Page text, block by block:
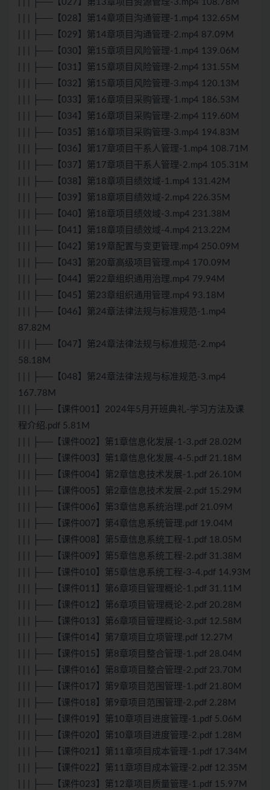
| | | ├──【027】第13章项目资源管理-3.mp4 108.78M
| | | ├──【028】第14章项目沟通管理-1.mp4 132.65M
| | | ├──【029】第14章项目沟通管理-2.mp4 87.09M
| | | ├──【030】第15章项目风险管理-1.mp4 139.06M
| | | ├──【031】第15章项目风险管理-2.mp4 131.55M
| | | ├──【032】第15章项目风险管理-3.mp4 120.13M
| | | ├──【033】第16章项目采购管理-1.mp4 186.53M
| | | ├──【034】第16章项目采购管理-2.mp4 119.60M
| | | ├──【035】第16章项目采购管理-3.mp4 194.83M
| | | ├──【036】第17章项目干系人管理-1.mp4 108.71M
| | | ├──【037】第17章项目干系人管理-2.mp4 105.31M
| | | ├──【038】第18章项目绩效域-1.mp4 131.42M
| | | ├──【039】第18章项目绩效域-2.mp4 226.35M
| | | ├──【040】第18章项目绩效域-3.mp4 231.38M
| | | ├──【041】第18章项目绩效域-4.mp4 213.22M
| | | ├──【042】第19章配置与变更管理.mp4 250.09M
| | | ├──【043】第20章高级项目管理.mp4 170.09M
| | | ├──【044】第22章组织通用治理.mp4 79.94M
| | | ├──【045】第23章组织通用管理.mp4 93.18M
| | | ├──【046】第24章法律法规与标准规范-1.mp4
87.82M
| | | ├──【047】第24章法律法规与标准规范-2.mp4
58.18M
| | | ├──【048】第24章法律法规与标准规范-3.mp4
167.78M
| | | ├──【课件001】2024年5月开班典礼-学习方法及课
程介绍.pdf 5.81M
| | | ├──【课件002】第1章信息化发展-1-3.pdf 28.02M
| | | ├──【课件003】第1章信息化发展-4-5.pdf 21.18M
| | | ├──【课件004】第2章信息技术发展-1.pdf 26.10M
| | | ├──【课件005】第2章信息技术发展-2.pdf 15.29M
| | | ├──【课件006】第3章信息系统治理.pdf 21.09M
| | | ├──【课件007】第4章信息系统管理.pdf 19.04M
| | | ├──【课件008】第5章信息系统工程-1.pdf 18.05M
| | | ├──【课件009】第5章信息系统工程-2.pdf 31.38M
| | | ├──【课件010】第5章信息系统工程-3-4.pdf 14.93M
| | | ├──【课件011】第6章项目管理概论-1.pdf 31.11M
| | | ├──【课件012】第6章项目管理概论-2.pdf 20.28M
| | | ├──【课件013】第6章项目管理概论-3.pdf 12.58M
| | | ├──【课件014】第7章项目立项管理.pdf 12.27M
| | | ├──【课件015】第8章项目整合管理-1.pdf 28.04M
| | | ├──【课件016】第8章项目整合管理-2.pdf 23.70M
| | | ├──【课件017】第9章项目范围管理-1.pdf 21.80M
| | | ├──【课件018】第9章项目范围管理-2.pdf 2.28M
| | | ├──【课件019】第10章项目进度管理-1.pdf 5.06M
| | | ├──【课件020】第10章项目进度管理-2.pdf 1.28M
| | | ├──【课件021】第11章项目成本管理-1.pdf 17.34M
| | | ├──【课件022】第11章项目成本管理-2.pdf 12.35M
| | | ├──【课件023】第12章项目质量管理-1.pdf 15.97M